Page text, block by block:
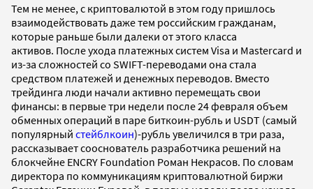
Тем не менее, с криптовалютой в этом году пришлось
взаимодействовать даже тем российским гражданам,
которые раньше были далеки от этого класса
активов. После ухода платежных систем Visa и Mastercard и
из-за сложностей со SWIFT-переводами она стала
средством платежей и денежных переводов. Вместо
трейдинга люди начали активно перемещать свои
финансы: в первые три недели после 24 февраля объем
обменных операций в паре биткоин-рубль и USDT (самый
популярный стейблкоин)-рубль увеличился в три раза,
рассказывает сооснователь разработчика решений на
блокчейне ENCRY Foundation Роман Некрасов. По словам
директора по коммуникациям криптовалютной биржи